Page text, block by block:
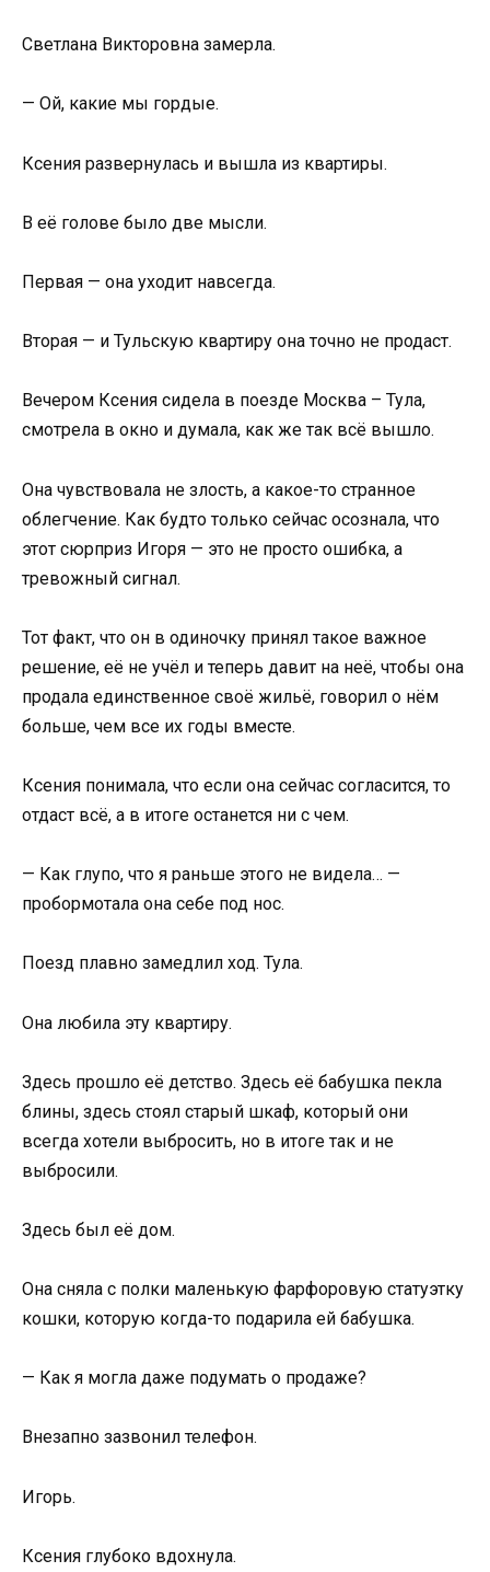
Светлана Викторовна замерла.
— Ой, какие мы гордые.
Ксения развернулась и вышла из квартиры.
В её голове было две мысли.
Первая — она уходит навсегда.
Вторая — и Тульскую квартиру она точно не продаст.
Вечером Ксения сидела в поезде Москва – Тула,
смотрела в окно и думала, как же так всё вышло.
Она чувствовала не злость, а какое-то странное
облегчение. Как будто только сейчас осознала, что
этот сюрприз Игоря — это не просто ошибка, а
тревожный сигнал.
Тот факт, что он в одиночку принял такое важное
решение, её не учёл и теперь давит на неё, чтобы она
продала единственное своё жильё, говорил о нём
больше, чем все их годы вместе.
Ксения понимала, что если она сейчас согласится, то
отдаст всё, а в итоге останется ни с чем.
— Как глупо, что я раньше этого не видела… —
пробормотала она себе под нос.
Поезд плавно замедлил ход. Тула.
Она любила эту квартиру.
Здесь прошло её детство. Здесь её бабушка пекла
блины, здесь стоял старый шкаф, который они
всегда хотели выбросить, но в итоге так и не
выбросили.
Здесь был её дом.
Она сняла с полки маленькую фарфоровую статуэтку
кошки, которую когда-то подарила ей бабушка.
— Как я могла даже подумать о продаже?
Внезапно зазвонил телефон.
Игорь.
Ксения глубоко вдохнула.